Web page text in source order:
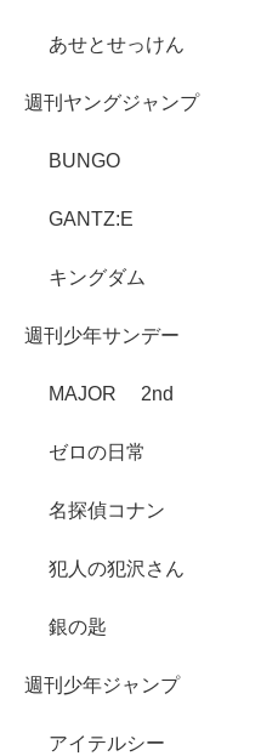
あせとせっけん
週刊ヤングジャンプ
BUNGO
GANTZ:E
キングダム
週刊少年サンデー
MAJOR 2nd
ゼロの日常
名探偵コナン
犯人の犯沢さん
銀の匙
週刊少年ジャンプ
アイテルシー